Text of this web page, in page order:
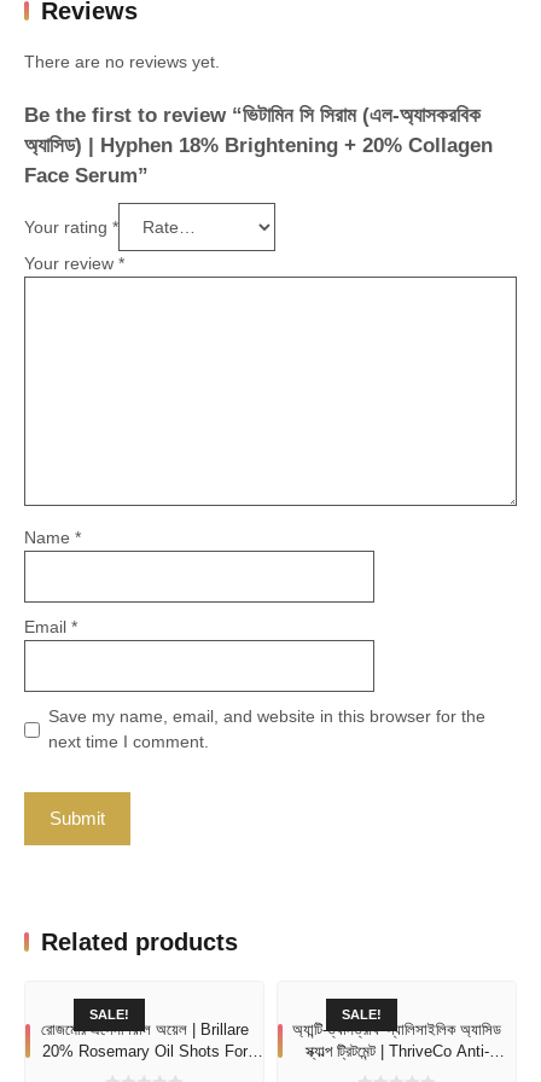
Reviews
There are no reviews yet.
Be the first to review “ভিটামিন সি সিরাম (এল-অ্যাসকরবিক
অ্যাসিড) | Hyphen 18% Brightening + 20% Collagen
Face Serum”
Your rating *
Your review *
Name *
Email *
Save my name, email, and website in this browser for the
next time I comment.
Related products
SALE!
রোজমেরি এসেনশিয়াল অয়েল | Brillare
20% Rosemary Oil Shots For
Rapid Hair Growth
SALE!
অ্যান্টি-ড্যানড্রাফ স্যালিসাইলিক অ্যাসিড
স্ক্যাল্প ট্রিটমেন্ট | ThriveCo Anti-
Dandruff Serum